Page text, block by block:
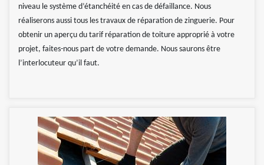
niveau le système d’étanchéité en cas de défaillance. Nous
réaliserons aussi tous les travaux de réparation de zinguerie. Pour
obtenir un aperçu du tarif réparation de toiture approprié à votre
projet, faites-nous part de votre demande. Nous saurons être
l’interlocuteur qu’il faut.